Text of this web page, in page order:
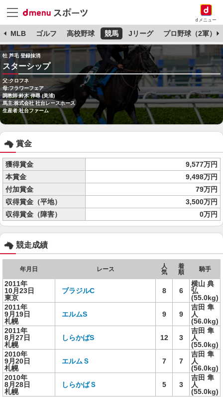
dメニュー
MLB ゴルフ 高校野球 競馬 Jリーグ プロ野球（2軍）
牡 芦毛 登録抹消
スターシップ
父:クロフネ
母:フラワーフェア
調教師:鈴木 伸尋 (美浦)
馬主:株式会社 社台レースホース
生産者:社台ファーム
賞金
獲得賞金
9,577万円
本賞金
9,498万円
付加賞金
79万円
収得賞金（平地）
3,500万円
収得賞金（障害）
0万円
競走成績
年月日 レース
人
気
着
順
騎手
2011年
10月23日
東京
ブラジルC 8 6
横山 典
弘
(55.0kg)
2011年
9月19日
札幌
エルムS 9 9
吉田 隼
人
(56.0kg)
2011年
8月27日
札幌
しらかばS 12 3
吉田 隼
人
(55.0kg)
2010年
9月20日
札幌
エルムＳ 7 7
吉田 隼
人
(56.0kg)
2010年
8月28日
札幌
しらかばＳ 5 3
吉田 隼
人
(55.0kg)